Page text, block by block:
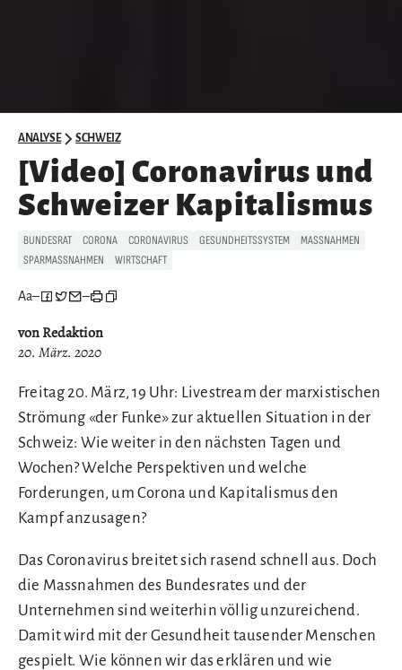
ANALYSE SCHWEIZ
[Video] Coronavirus und
Schweizer Kapitalismus
BUNDESRAT CORONA CORONAVIRUS GESUNDHEITSSYSTEM
MASSNAHMEN
SPARMASSNAHMEN
WIRTSCHAFT
Aa– –
von Redaktion
20. März. 2020
Freitag 20. März, 19 Uhr: Livestream der marxistischen
Strömung «der Funke» zur aktuellen Situation in der
Schweiz: Wie weiter in den nächsten Tagen und
Wochen? Welche Perspektiven und welche
Forderungen, um Corona und Kapitalismus den
Kampf anzusagen?
Das Coronavirus breitet sich rasend schnell aus. Doch
die Massnahmen des Bundesrates und der
Unternehmen sind weiterhin völlig unzureichend.
Damit wird mit der Gesundheit tausender Menschen
gespielt. Wie können wir das erklären und wie